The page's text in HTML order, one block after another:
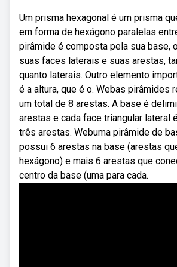
Um prisma hexagonal é um prisma
em forma de hexágono paralelas
pirâmide é composta pela sua base,
suas faces laterais e suas arestas,
quanto laterais. Outro elemento
é a altura, que é o. Webas pirâmides
um total de 8 arestas. A base é
arestas e cada face triangular lateral
três arestas. Webuma pirâmide de
possui 6 arestas na base (arestas
hexágono) e mais 6 arestas que
centro da base (uma para cada.